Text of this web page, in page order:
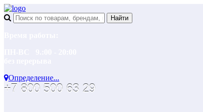
Определение...
+7 800 500 63 29